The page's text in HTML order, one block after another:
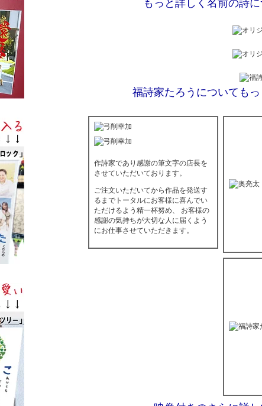
もっと詳しく名前の詩
福詩家たろうについても
作詩家であり感謝の筆文字の店長を
させていただいております。
ご注文いただいてから作品を発送す
るまでトータルにお客様に喜んでい
ただけるよう精一杯努め、 お客様の
感謝の気持ちが大切な人に届くよう
にお仕事させていただきます。